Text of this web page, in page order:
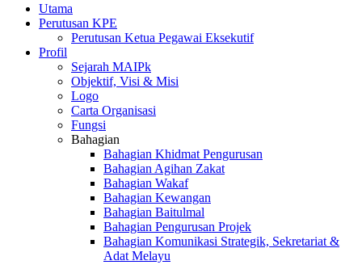
Utama
Perutusan KPE
Perutusan Ketua Pegawai Eksekutif
Profil
Sejarah MAIPk
Objektif, Visi & Misi
Logo
Carta Organisasi
Fungsi
Bahagian
Bahagian Khidmat Pengurusan
Bahagian Agihan Zakat
Bahagian Wakaf
Bahagian Kewangan
Bahagian Baitulmal
Bahagian Pengurusan Projek
Bahagian Komunikasi Strategik, Sekretariat &
Adat Melayu